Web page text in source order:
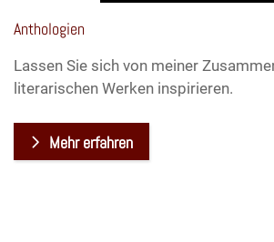
Anthologien
Lassen Sie sich von meiner
literarischen Werken inspirieren.
Mehr erfahren